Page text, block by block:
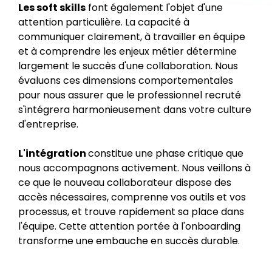
Les soft skills font également l'objet d'une
attention particulière. La capacité à
communiquer clairement, à travailler en équipe
et à comprendre les enjeux métier détermine
largement le succès d'une collaboration. Nous
évaluons ces dimensions comportementales
pour nous assurer que le professionnel recruté
s'intégrera harmonieusement dans votre culture
d'entreprise.
L'intégrationconstitue une phase critique que
nous accompagnons activement. Nous veillons à
ce que le nouveau collaborateur dispose des
accès nécessaires, comprenne vos outils et vos
processus, et trouve rapidement sa place dans
l'équipe. Cette attention portée à l'onboarding
transforme une embauche en succès durable.